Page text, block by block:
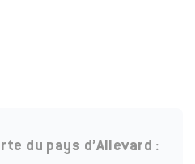
du pays d’Allevard :